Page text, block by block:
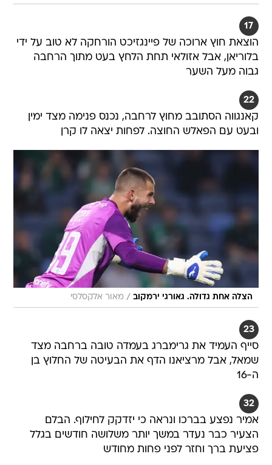
17
הוצאת חוץ ארוכה של פיינגזיכט הורחקה לא טוב על ידי
בלוריאן, אבל אזולאי תחת הלחץ בעט מתוך הרחבה
גבוה מעל השער
22
קאנגווה הסתובב מחוץ לרחבה, נכנס פנימה מצד ימין
ובעט עם הפאלש החוצה. לפחות יצאה לו קרן
הצלה אחת גדולה. גאורגי ירמקוב / מאור אלקסלסי
23
סייף העמיד את גרימברג בעמדה טובה ברחבה מצד
שמאל, אבל מרציאנו הדף את הבעיטה של החלוץ בן
ה-16
32
אמיר נפצע בברכו ונראה כי יזדקק לחילוף. הבלם
הצעיר כבר נעדר במשך יותר משלושה חודשים בגלל
פציעת ברך וחזר לפני פחות מחודש